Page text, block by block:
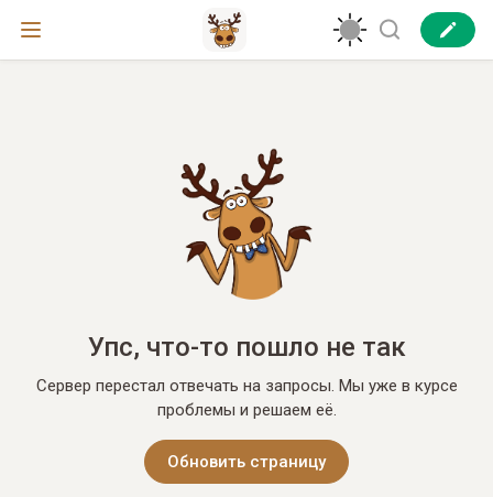
Упс, что-то пошло не так
Сервер перестал отвечать на запросы. Мы уже в курсе
проблемы и решаем её.
Обновить страницу